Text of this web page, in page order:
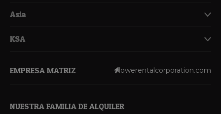
Asia
KSA
EMPRESA MATRIZ lowerentalcorporation.com
NUESTRA FAMILIA DE ALQUILER